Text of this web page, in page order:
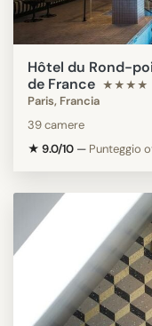
Hôtel du Rond-
de France ★★★★
Paris, Francia
39 camere
★ 9.0/10 — Punteggio